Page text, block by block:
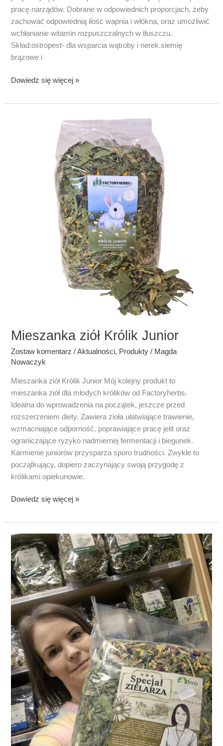
pracę narządów. Dobrane w odpowiednich proporcjach, żeby
zachować odpowiednią ilość wapnia i włókna, oraz umożliwić
wchłanianie witamin rozpuszczalnych w tłuszczu.
Skład:ostropest- dla wsparcia wątroby i nerek.siemię
brązowe i
Mieszanka
dla
Dowiedz się więcej »
Mieszanka ziół Królik Junior
Zostaw komentarz /Aktualności, Produkty / Magda
Nowaczyk
Mieszanka ziół Królik Junior Mój kolejny produkt to
mieszanka ziół dla młodych królików od Factoryherbs.
Idealna do wprowadzenia na początek, jeszcze przed
rozszerzeniem diety. Zawiera zioła ułatwiające trawienie,
wzmacniające odporność, poprawiające pracę jelit oraz
ograniczające ryzyko nadmiernej fermentacji i biegunek.
Karmienie juniorów przysparza sporo trudności. Zwykle to
początkujący, dopiero zaczynający swoją przygodę z
królikami opiekunowie.
Mieszanka
Królik
Junior
Dowiedz się więcej »